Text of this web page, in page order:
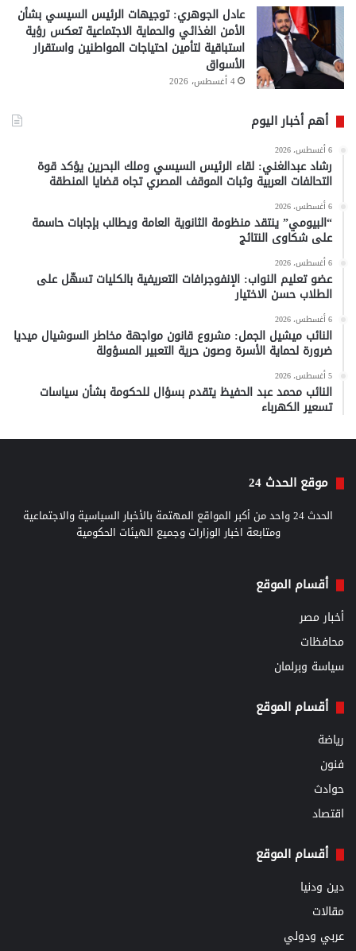
عادل الجوهري: توجيهات الرئيس السيسي بشأن
الأمن الغذائي والحماية الاجتماعية تعكس رؤية
استباقية لتأمين احتياجات المواطنين واستقرار
الأسواق
4 أغسطس، 2026
أهم أخبار اليوم
6 أغسطس، 2026
رشاد عبدالغني: لقاء الرئيس السيسي وملك البحرين يؤكد قوة
التحالفات العربية وثبات الموقف المصري تجاه قضايا المنطقة
6 أغسطس، 2026
“البيومي” ينتقد منظومة الثانوية العامة ويطالب بإجابات حاسمة
على شكاوى النتائج
6 أغسطس، 2026
عضو تعليم النواب: الإنفوجرافات التعريفية بالكليات تسهّل على
الطلاب حسن الاختيار
6 أغسطس، 2026
النائب ميشيل الجمل: مشروع قانون مواجهة مخاطر السوشيال ميديا
ضرورة لحماية الأسرة وصون حرية التعبير المسؤولة
5 أغسطس، 2026
النائب محمد عبد الحفيظ يتقدم بسؤال للحكومة بشأن سياسات
تسعير الكهرباء
موقع الحدث 24
الحدث 24 واحد من أكبر المواقع المهتمة بالأخبار السياسية والاجتماعية
ومتابعة اخبار الوزارات وجميع الهيئات الحكومية
أقسام الموقع
أخبار مصر
محافظات
سياسة وبرلمان
أقسام الموقع
رياضة
فنون
حوادث
اقتصاد
أقسام الموقع
دين ودنيا
مقالات
عربي ودولي